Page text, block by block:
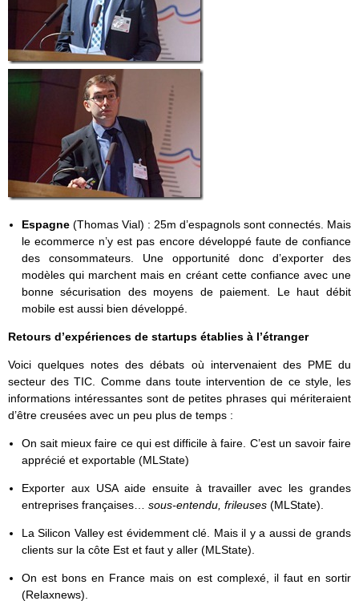
Espagne (Thomas Vial) : 25m d’espagnols sont connectés. Mais
le ecommerce n’y est pas encore développé faute de confiance
des consommateurs. Une opportunité donc d’exporter des
modèles qui marchent mais en créant cette confiance avec une
bonne sécurisation des moyens de paiement. Le haut débit
mobile est aussi bien développé.
Retours d’expériences de startups établies à l’étranger
Voici quelques notes des débats où intervenaient des PME du
secteur des TIC. Comme dans toute intervention de ce style, les
informations intéressantes sont de petites phrases qui mériteraient
d’être creusées avec un peu plus de temps :
On sait mieux faire ce qui est difficile à faire. C’est un savoir faire
apprécié et exportable (MLState)
Exporter aux USA aide ensuite à travailler avec les grandes
entreprises françaises… sous-entendu, frileuses(MLState).
La Silicon Valley est évidemment clé. Mais il y a aussi de grands
clients sur la côte Est et faut y aller (MLState).
On est bons en France mais on est complexé, il faut en sortir
(Relaxnews).